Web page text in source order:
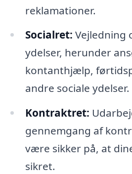
reklamationer.
Socialret: Vejledning
ydelser, herunder
kontanthjælp,
andre sociale ydelser.
Kontraktret:
gennemgang af
være sikker på, at
sikret.